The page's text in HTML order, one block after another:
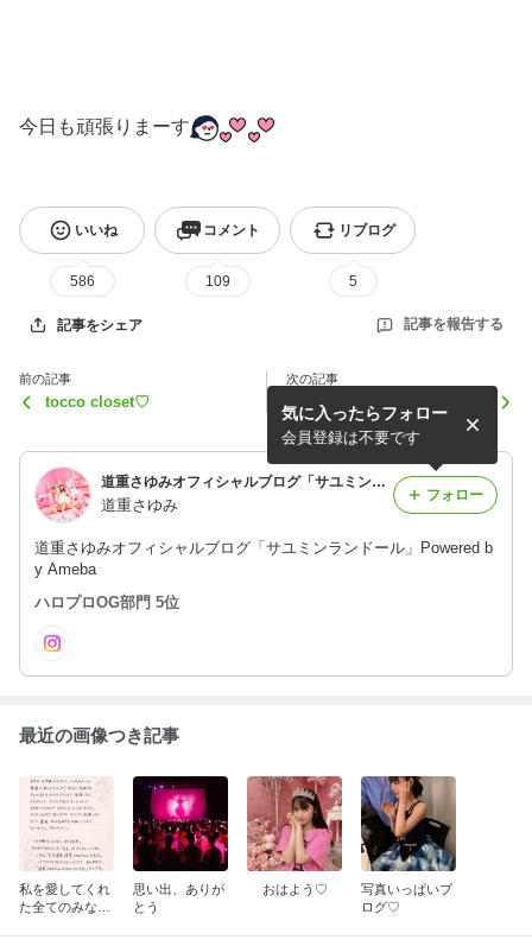
今日も頑張りまーす
いいね
586
コメント
109
リブログ
5
記事をシェア 記事を報告する
前の記事
tocco closet♡
次の記事
道重さゆみオフィシャルブログ「サユミンランドール」Powered by Ameba
道重さゆみ
道重さゆみオフィシャルブログ「サユミンランドール」Powered b
y Ameba
気に入ったらフォロー
会員登録は不要です
フォロー
ハロプロOG部門 5位
最近の画像つき記事
私を愛してくれ
た全てのみなさ
思い出、ありが
とう
おはよう♡
写真いっぱいブ
ログ♡